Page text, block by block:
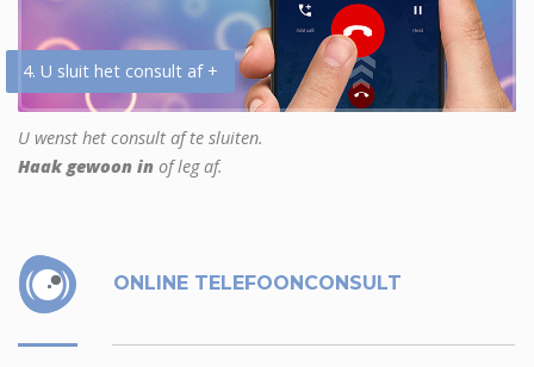
4. U sluit het consult af +
U wenst het consult af te sluiten.
Haak gewoon in of leg af.
ONLINE TELEFOONCONSULT